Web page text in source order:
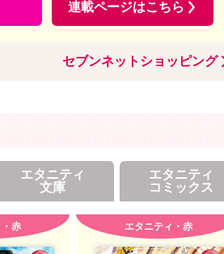
連載ページはこちら
セブンネットショッピング
エタニティ
文庫
エタニティ
コミックス
赤 エタニティ・赤